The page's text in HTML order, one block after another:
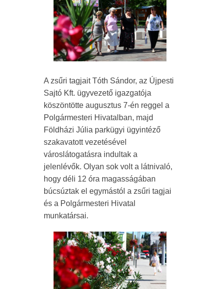
A zsűri tagjait Tóth Sándor, az Újpesti
Sajtó Kft. ügyvezető igazgatója
köszöntötte augusztus 7-én reggel a
Polgármesteri Hivatalban, majd
Földházi Júlia parkügyi ügyintéző
szakavatott vezetésével
városlátogatásra indultak a
jelenlévők. Olyan sok volt a látnivaló,
hogy déli 12 óra magasságában
búcsúztak el egymástól a zsűri tagjai
és a Polgármesteri Hivatal
munkatársai.